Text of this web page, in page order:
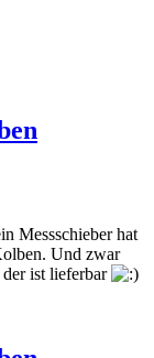
Messschieber hat
Und zwar
ist lieferbar